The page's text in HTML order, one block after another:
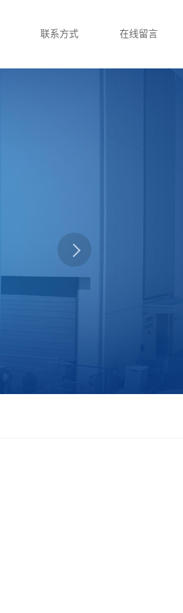
联系方式 在线留言